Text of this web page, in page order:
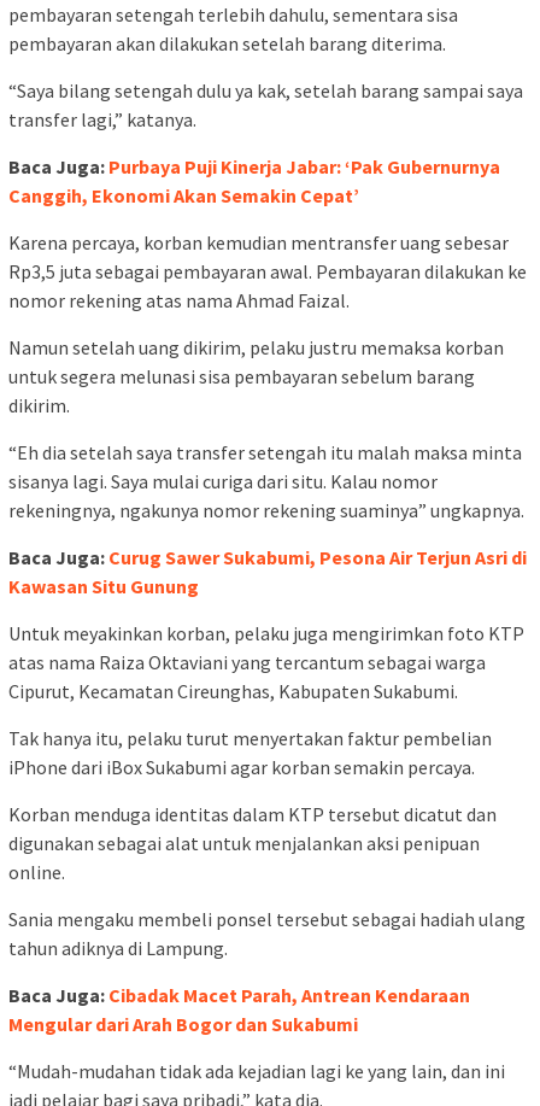
pembayaran setengah terlebih dahulu, sementara sisa
pembayaran akan dilakukan setelah barang diterima.
“Saya bilang setengah dulu ya kak, setelah barang sampai saya
transfer lagi,” katanya.
Baca Juga: Purbaya Puji Kinerja Jabar: ‘Pak Gubernurnya
Canggih, Ekonomi Akan Semakin Cepat’
Karena percaya, korban kemudian mentransfer uang sebesar
Rp3,5 juta sebagai pembayaran awal. Pembayaran dilakukan ke
nomor rekening atas nama Ahmad Faizal.
Namun setelah uang dikirim, pelaku justru memaksa korban
untuk segera melunasi sisa pembayaran sebelum barang
dikirim.
“Eh dia setelah saya transfer setengah itu malah maksa minta
sisanya lagi. Saya mulai curiga dari situ. Kalau nomor
rekeningnya, ngakunya nomor rekening suaminya” ungkapnya.
Baca Juga: Curug Sawer Sukabumi, Pesona Air Terjun Asri di
Kawasan Situ Gunung
Untuk meyakinkan korban, pelaku juga mengirimkan foto KTP
atas nama Raiza Oktaviani yang tercantum sebagai warga
Cipurut, Kecamatan Cireunghas, Kabupaten Sukabumi.
Tak hanya itu, pelaku turut menyertakan faktur pembelian
iPhone dari iBox Sukabumi agar korban semakin percaya.
Korban menduga identitas dalam KTP tersebut dicatut dan
digunakan sebagai alat untuk menjalankan aksi penipuan
online.
Sania mengaku membeli ponsel tersebut sebagai hadiah ulang
tahun adiknya di Lampung.
Baca Juga: Cibadak Macet Parah, Antrean Kendaraan
Mengular dari Arah Bogor dan Sukabumi
“Mudah-mudahan tidak ada kejadian lagi ke yang lain, dan ini
jadi pelajar bagi saya pribadi,” kata dia.